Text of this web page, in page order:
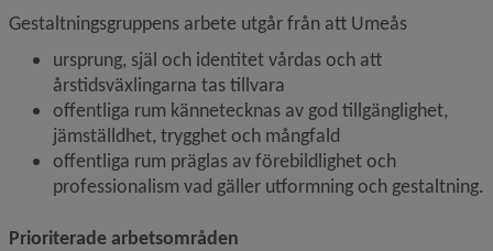
Gestaltningsgruppens arbete utgår från att Umeås
ursprung, själ och identitet vårdas och att
årstidsväxlingarna tas tillvara
offentliga rum kännetecknas av god tillgänglighet,
jämställdhet, trygghet och mångfald
offentliga rum präglas av förebildlighet och
professionalism vad gäller utformning och gestaltning.
Prioriterade arbetsområden